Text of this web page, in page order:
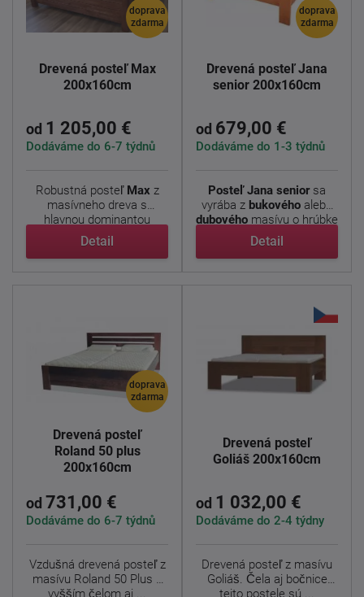
doprava
zdarma
Drevená posteľ Max
200x160cm
od 1 205,00 €
Dodáváme do 6-7 týdnů
Robustná posteľ Maxz
masívneho dreva s
hlavnou dominantou
trámov v ...
Detail
doprava
zdarma
Drevená posteľ Jana
senior 200x160cm
od 679,00 €
Dodáváme do 1-3 týdnů
Posteľ Jana seniorsa
vyrába z bukového alebo
dubového masívu o hrúbke
...
Detail
doprava
zdarma
Drevená posteľ
Roland 50 plus
200x160cm
od 731,00 €
Dodáváme do 6-7 týdnů
Vzdušná drevená posteľ z
masívu Roland 50 Plus s
Drevená posteľ
Goliáš 200x160cm
od 1 032,00 €
Dodáváme do 2-4 týdny
Drevená posteľ z masívu
Goliáš. Čela aj bočnice